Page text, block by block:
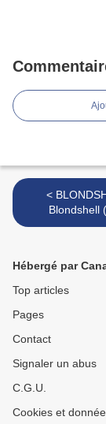
< BLONDSHELL –
Blondshell
Hébergé par
Top articles
Pages
Contact
Signaler un abus
C.G.U.
Cookies et